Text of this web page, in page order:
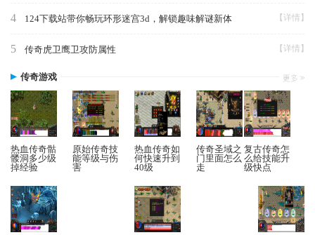
4 124下载站带你畅玩环形迷宫3d，解锁趣味解谜新体 【详情】
5 传奇虎卫鹰卫攻防属性 【详情】
传奇游戏
热血传奇骷
髅洞多少级
掉经验
原始传奇技
能等级与伤
害
热血传奇如
何快速升到
40级
传奇圣域之
门里面怎么
走
复古传奇怎
么给技能升
级快点